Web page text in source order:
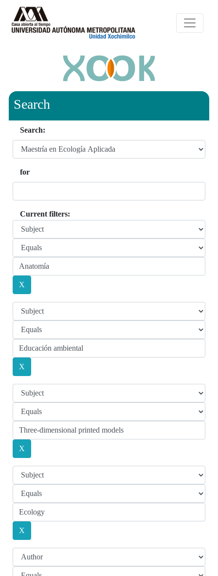
Search
Search:
for
Current filters: